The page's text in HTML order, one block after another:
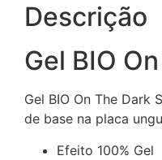
Descrição
Gel BIO
Gel BIO On The Dark
de base na placa
Efeito 100% Gel